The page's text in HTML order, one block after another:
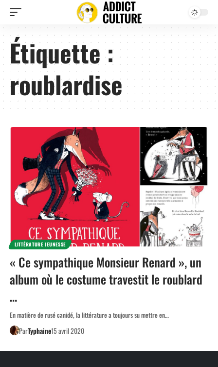
Étiquette :
roublardise
LITTÉRATURE JEUNESSE
« Ce sympathique Monsieur Renard », un
album où le costume travestit le roublard
…
En matière de rusé canidé, la littérature a toujours su mettre en…
ParTyphaine15 avril 2020